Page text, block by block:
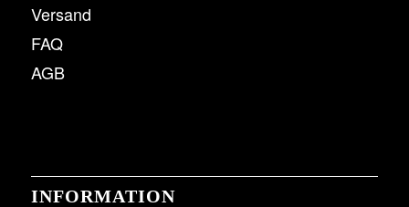
Versand
FAQ
AGB
INFORMATION